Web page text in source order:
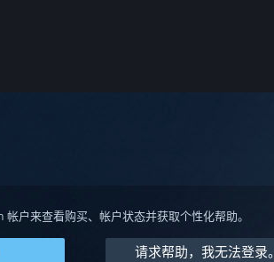
帐户来查看购买、帐户状态并获取个性化帮助。
请求帮助，我无法登录。